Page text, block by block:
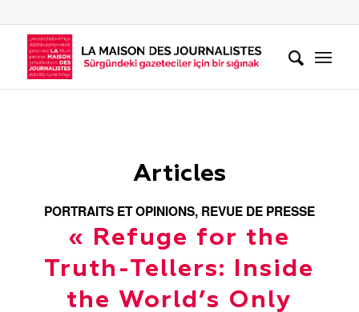
Articles
PORTRAITS ET OPINIONS, REVUE DE PRESSE
« Refuge for the
Truth-Tellers: Inside
the World’s Only